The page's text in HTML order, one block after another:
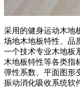
采用的健身运动木地
场地木地板特性、品
一个技术专业木地板
木地板特性等各类指
弹性系数、平面图形
振动消化吸收系统软